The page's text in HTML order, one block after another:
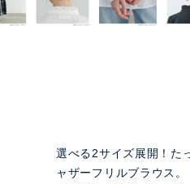
選べる2サイズ展開！た
ャザーフリルブラウス。